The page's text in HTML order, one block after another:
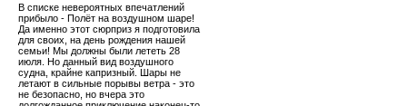
В списке невероятных впечатлений
прибыло - Полёт на воздушном шаре!
Да именно этот сюрприз я подготовила
для своих, на день рождения нашей
семьи! Мы должны были лететь 28
июля. Но данный вид воздушного
судна, крайне капризный. Шары не
летают в сильные порывы ветра - это
не безопасно, но вчера это